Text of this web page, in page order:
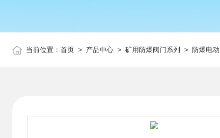
当前位置： 首页 > 产品中心 > 矿用防爆阀门系列 > 防爆电